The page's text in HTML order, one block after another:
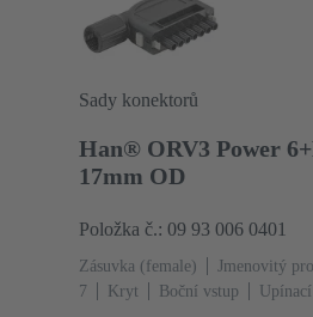
Sady konektorů
Han® ORV3 Power
17mm OD
Položka č.: 09 93 006 0401
Zásuvka (female) Jmenovitý
7
Kryt Boční vstup